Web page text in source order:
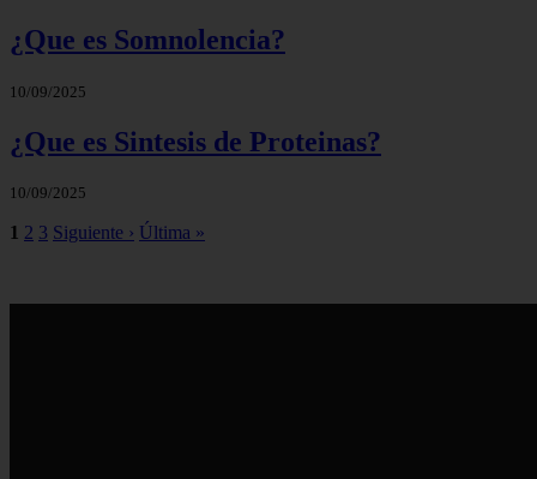
¿Que es Somnolencia?
10/09/2025
¿Que es Sintesis de Proteinas?
10/09/2025
1 2 3 Siguiente › Última »